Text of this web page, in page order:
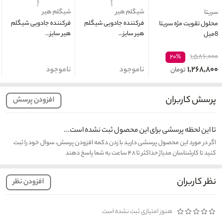
سریتا
محلول تقویت مژه سریتا
8میل
۱,۵۸۶,۰۰۰ ۲۰%
۱,۲۶۸,۸۰۰تومان
شیگلم هیر
فرکننده جادویی شیگلم
هیر سایز...
ناموجود
شیگلم هیر
فرکننده جادویی شیگلم
هیر سایز...
ناموجود
پرسش کاربران افزودن پرسش
تا این لحظه پرسشی برای این محصول ثبت نشده است...
اگر در مورد این محصول پرسشی دارید با زدن دکمه افزودن پرسش، سوال خود را ثبت
کنید تا کارشناسان مدیاژ حداکثر تا ۴۸ ساعت به شما پاسخ دهند
نظر کاربران افزودن نظر
هنوز امتیازی ثبت نشده است